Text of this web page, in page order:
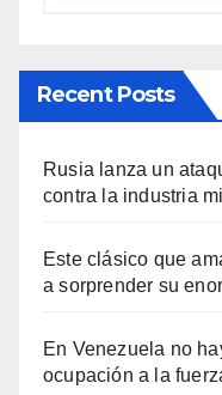
Recent Posts
Rusia lanza un
contra la industria
Este clásico que
a sorprender su
En Venezuela no
ocupación a la